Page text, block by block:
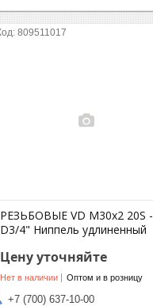
809511017
РЕЗЬБОВЫЕ VD M30x2 20S -
D3/4" Ниппель удлиненный
Цену уточняйте
Нет в наличии Оптом и в розницу
+7 (700) 637-10-00